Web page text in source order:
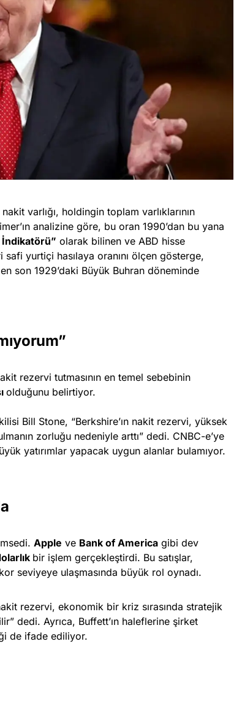
nakit varlığı, holdingin toplam varlıklarının
analizine göre, bu oran 1990’dan bu yana
olarak bilinen ve ABD hisse
yurtiçi hasılaya oranını ölçen gösterge,
son 1929’daki Büyük Buhran döneminde
rezervi tutmasının en temel sebebinin
olduğunu belirtiyor.
Bill Stone, “Berkshire’ın nakit rezervi, yüksek
zorluğu nedeniyle arttı” dedi. CNBC-e’ye
yatırımlar yapacak uygun alanlar bulamıyor.
Apple ve Bank of America gibi dev
bir işlem gerçekleştirdi. Bu satışlar,
seviyeye ulaşmasında büyük rol oynadı.
rezervi, ekonomik bir kriz sırasında stratejik
dedi. Ayrıca, Buffett’ın haleflerine şirket
de ifade ediliyor.